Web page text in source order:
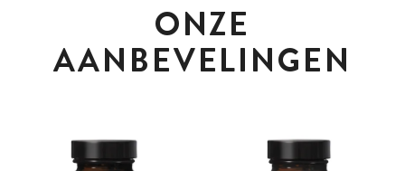
ONZE
AANBEVELINGEN